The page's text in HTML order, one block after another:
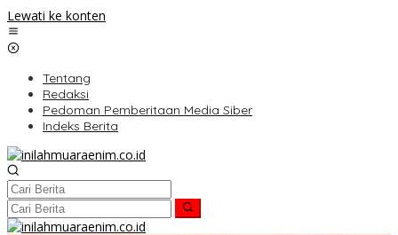
Lewati ke konten
Tentang
Redaksi
Pedoman Pemberitaan Media Siber
Indeks Berita